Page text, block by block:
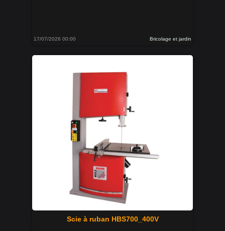
17/07/2026 00:00 Bricolage et jardin
Scie à ruban HBS700_400V